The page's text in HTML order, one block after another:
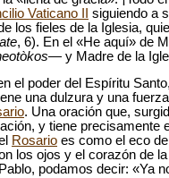
Vaticano II siguiendo a
los fieles de la Iglesia,
, 6). En el «He aquí» de
— y Madre de la
el poder del Espíritu
una dulzura y una
. Una oración que,
y tiene precisamente
Rosario es como el eco
los ojos y el corazón de
podamos decir: «Ya